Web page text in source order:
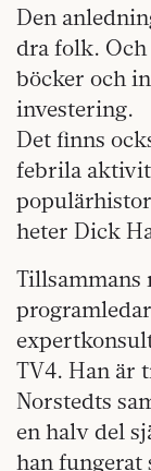
Den
dra folk.
böcker och
investering.
Det finns
febrila
heter Dick
Tillsammans
TV4. Han är
Norstedts
en halv del
han fungerat